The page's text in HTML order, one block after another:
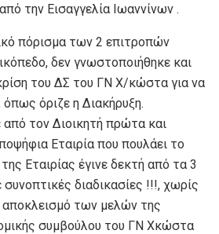
την Εισαγγελία Ιωαννίνων .
πόρισμα των 2 επιτροπών
δεν γνωστοποιήθηκε και
του ΔΣ του ΓΝ Χ/κώστα για να
όριζε η Διακήρυξη.
τον Διοικητή πρώτα και
Εταιρία που πουλάει το
Εταιρίας έγινε δεκτή από τα 3
διαδικασίες !!!, χωρίς
αποκλεισμό των μελών της
συμβούλου του ΓΝ Χκώστα